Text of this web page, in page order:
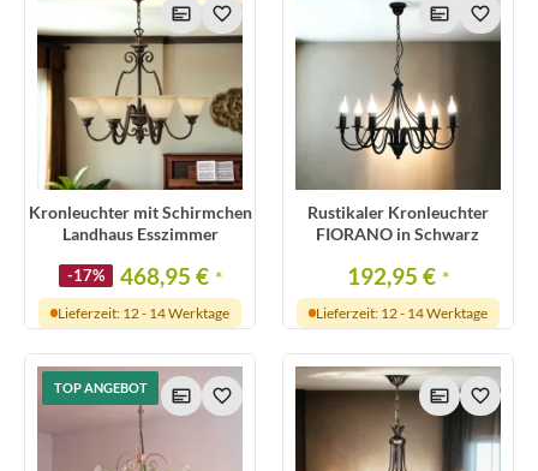
Kronleuchter mit Schirmchen
Landhaus Esszimmer
-17% 468,95 € *
Lieferzeit: 12 - 14 Werktage
Rustikaler Kronleuchter
FIORANO in Schwarz
192,95 € *
Lieferzeit: 12 - 14 Werktage
TOP ANGEBOT